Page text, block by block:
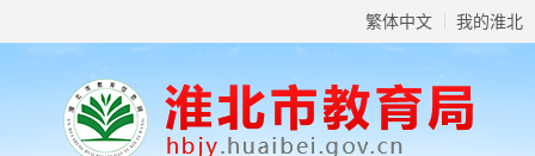
繁体中文 我的淮北